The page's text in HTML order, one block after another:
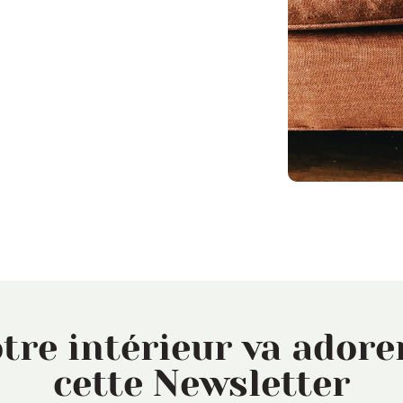
intérieur va
cette Newsletter